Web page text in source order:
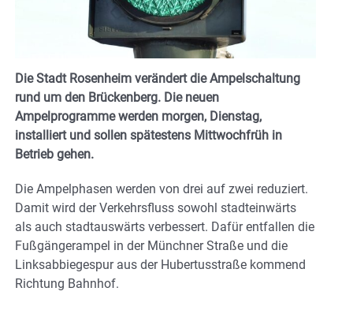
Die Stadt Rosenheim verändert die Ampelschaltung
rund um den Brückenberg. Die neuen
Ampelprogramme werden morgen, Dienstag,
installiert und sollen spätestens Mittwochfrüh in
Betrieb gehen.
Die Ampelphasen werden von drei auf zwei reduziert.
Damit wird der Verkehrsfluss sowohl stadteinwärts
als auch stadtauswärts verbessert. Dafür entfallen die
Fußgängerampel in der Münchner Straße und die
Linksabbiegespur aus der Hubertusstraße kommend
Richtung Bahnhof.